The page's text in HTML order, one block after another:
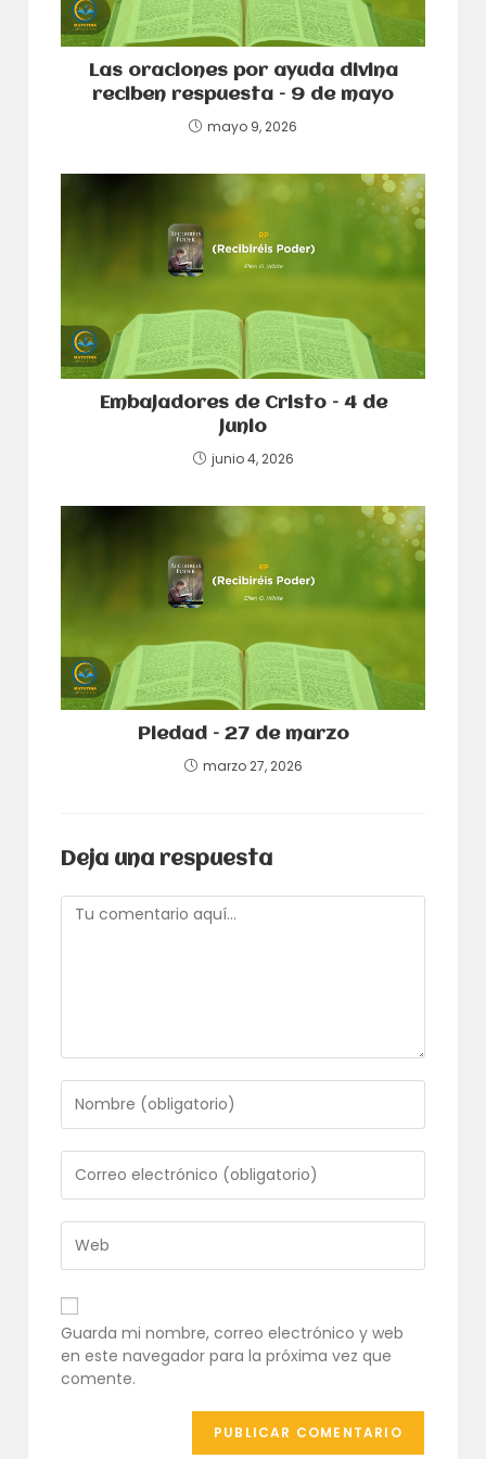
Las oraciones por ayuda divina
reciben respuesta – 9 de mayo
mayo 9, 2026
Embajadores de Cristo – 4 de
junio
junio 4, 2026
Piedad – 27 de marzo
marzo 27, 2026
Deja una respuesta
Comentario
tu
nombre
o
nombre
de
usuario
para
comentar
tu
dirección
de
correo
electrónico
para
comentar
URL
de
tu
web
(opcional)
Guarda mi nombre, correo electrónico y web
en este navegador para la próxima vez que
comente.